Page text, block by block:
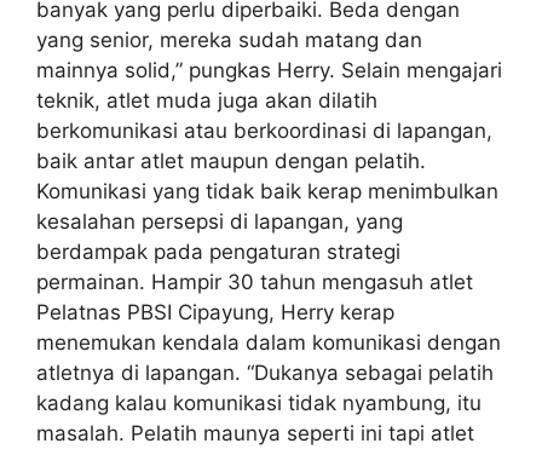
banyak yang perlu diperbaiki. Beda dengan
yang senior, mereka sudah matang dan
mainnya solid,” pungkas Herry. Selain mengajari
teknik, atlet muda juga akan dilatih
berkomunikasi atau berkoordinasi di lapangan,
baik antar atlet maupun dengan pelatih.
Komunikasi yang tidak baik kerap menimbulkan
kesalahan persepsi di lapangan, yang
berdampak pada pengaturan strategi
permainan. Hampir 30 tahun mengasuh atlet
Pelatnas PBSI Cipayung, Herry kerap
menemukan kendala dalam komunikasi dengan
atletnya di lapangan. “Dukanya sebagai pelatih
kadang kalau komunikasi tidak nyambung, itu
masalah. Pelatih maunya seperti ini tapi atlet